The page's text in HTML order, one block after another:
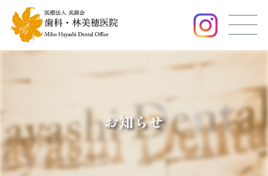
お知らせ